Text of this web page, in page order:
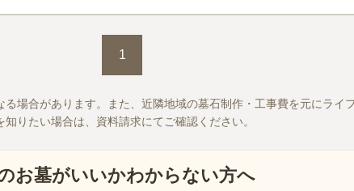
1
場合があります。また、近隣地域の墓石制作・工事費を元にライ
りたい場合は、資料請求にてご確認ください。
お墓がいいかわからない方へ